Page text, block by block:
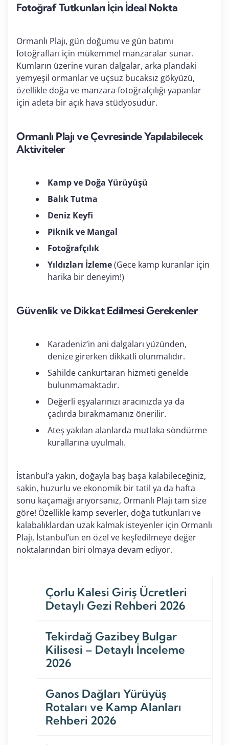
Fotoğraf Tutkunları İçin İdeal Nokta
Ormanlı Plajı, gün doğumu ve gün batımı
fotoğrafları için mükemmel manzaralar sunar.
Kumların üzerine vuran dalgalar, arka plandaki
yemyeşil ormanlar ve uçsuz bucaksız gökyüzü,
özellikle doğa ve manzara fotoğrafçılığı yapanlar
için adeta bir açık hava stüdyosudur.
Ormanlı Plajı ve Çevresinde Yapılabilecek
Aktiviteler
Kamp ve Doğa Yürüyüşü
Balık Tutma
Deniz Keyfi
Piknik ve Mangal
Fotoğrafçılık
Yıldızları İzleme(Gece kamp kuranlar için
harika bir deneyim!)
Güvenlik ve Dikkat Edilmesi Gerekenler
Karadeniz’in ani dalgaları yüzünden,
denize girerken dikkatli olunmalıdır.
Sahilde cankurtaran hizmeti genelde
bulunmamaktadır.
Değerli eşyalarınızı aracınızda ya da
çadırda bırakmamanız önerilir.
Ateş yakılan alanlarda mutlaka söndürme
kurallarına uyulmalı.
İstanbul’a yakın, doğayla baş başa kalabileceğiniz,
sakin, huzurlu ve ekonomik bir tatil ya da hafta
sonu kaçamağı arıyorsanız, Ormanlı Plajı tam size
göre! Özellikle kamp severler, doğa tutkunları ve
kalabalıklardan uzak kalmak isteyenler için Ormanlı
Plajı, İstanbul’un en özel ve keşfedilmeye değer
noktalarından biri olmaya devam ediyor.
Çorlu Kalesi Giriş Ücretleri
Detaylı Gezi Rehberi 2026
Tekirdağ Gazibey Bulgar
Kilisesi – Detaylı İnceleme
2026
Ganos Dağları Yürüyüş
Rotaları ve Kamp Alanları
Rehberi 2026